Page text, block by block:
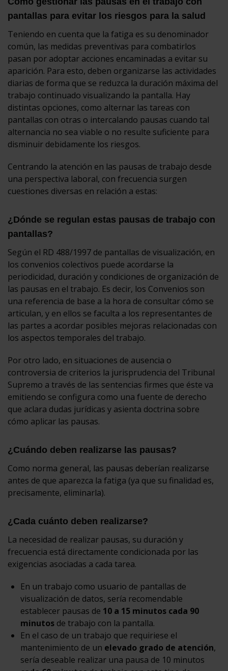
pantallas para evitar los riesgos para la salud
Teniendo en cuenta que la fatiga es su denominador
común, las medidas preventivas para combatirlos
pasan por adoptar acciones encaminadas a evitar su
aparición. Para esto, deben organizarse las actividades
diarias de forma que se reduzca la duración máxima del
trabajo continuado visualizando la pantalla. Hay
distintas opciones, como alternar las tareas con
pantallas con otras o intercalando pausas cuando tal
alternancia no sea viable o no resulte suficiente para
disminuir debidamente los riesgos.
Centrando la atención en las pausas de trabajo desde
una perspectiva laboral, con frecuencia surgen
cuestiones diversas en relación a estas:
¿Dónde se regulan estas pausas de trabajo con
pantallas?
Según el RD 488/1997 de pantallas de visualización, en
los convenios colectivos puede acordarse la
periodicidad, duración y condiciones de organización de
las pausas en el trabajo. Es decir, los Convenios son
una referencia de base a la hora de consultar cómo se
articulan, y en ellos se faculta a los representantes de
las partes a acordar posibles mejoras relacionadas con
los aspectos temporales del trabajo.
Por otro lado, en situaciones de ausencia o
controversia de criterios la jurisprudencia del Tribunal
Supremo a través de las sentencias firmes que éste va
emitiendo se configura como una fuente de derecho
que aclara dudas jurídicas y asienta doctrina sobre
cómo aplicar las pausas.
¿Cuándo deben realizarse las pausas?
Como norma general, las pausas deberían realizarse
antes de que aparezca la fatiga (ya que su finalidad es,
precisamente, eliminarla).
¿Cada cuánto deben realizarse?
La necesidad de realizar pausas, su duración y
frecuencia está directamente condicionada por las
exigencias asociadas a cada tarea.
En un trabajo como usuario de pantallas de
visualización de datos, sería recomendable
establecer pausas de 10 a 15 minutos cada 90
minutos de trabajo con la pantalla.
En el caso de un trabajo que requiriese el
mantenimiento de un elevado grado de atención,
sería deseable realizar una pausa de 10 minutos